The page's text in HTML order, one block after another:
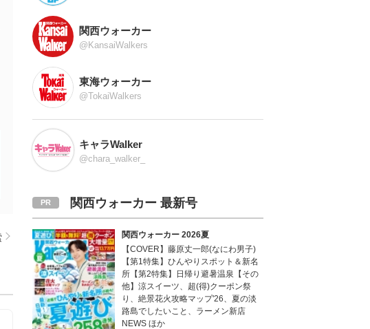
関西ウォーカー
@KansaiWalkers
東海ウォーカー
@TokaiWalkers
キャラWalker
@chara_walker_
関西ウォーカー 最新号
関西ウォーカー 2026夏
【COVER】藤原丈一郎(なにわ男子)
【第1特集】ひんやりスポット＆新名
所【第2特集】日帰り避暑温泉【その
他】涼スイーツ、超(得)クーポン祭
り、絶景花火攻略マップ'26、夏の淡
路島でしたいこと、ラーメン新店
NEWS ほか